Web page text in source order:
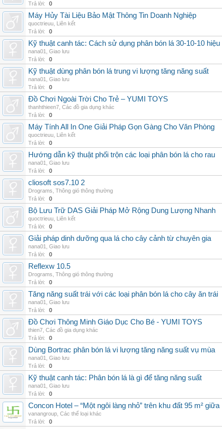
Trả lời:
0
Máy Hủy Tài Liệu Bảo Mật Thông Tin Doanh Nghiệp
quoctrieuu Liên kết
Trả lời:
0
Kỹ thuật canh tác: Cách sử dụng phân bón lá 30-10-10 hiệu
nana01
Giao lưu
Trả lời:
0
Kỹ thuật dùng phân bón lá trung vi lượng tăng năng suất
nana01
Giao lưu
Trả lời:
0
Đồ Chơi Ngoài Trời Cho Trẻ – YUMI TOYS
thanhthieen7 Các đồ gia dụng khác
Trả lời:
0
Máy Tính All In One Giải Pháp Gọn Gàng Cho Văn Phòng
quoctrieuu Liên kết
Trả lời:
0
Hướng dẫn kỹ thuật phối trộn các loại phân bón lá cho rau
nana01
Giao lưu
Trả lời:
0
cliosoft sos7.10 2
Drograms Thông gió thông thường
Trả lời:
0
Bộ Lưu Trữ DAS Giải Pháp Mở Rộng Dung Lượng Nhanh
quoctrieuu Liên kết
Trả lời:
0
Giải pháp dinh dưỡng qua lá cho cây cảnh từ chuyên gia
nana01
Giao lưu
Trả lời:
0
Reflexw 10.5
Drograms Thông gió thông thường
Trả lời:
0
Tăng năng suất trái với các loại phân bón lá cho cây ăn trái
nana01
Giao lưu
Trả lời:
0
Đồ Chơi Thông Minh Giáo Dục Cho Bé - YUMI TOYS
thien7 Các đồ gia dụng khác
Trả lời:
0
Dùng Bortrac phân bón lá vi lượng tăng năng suất vụ mùa
nana01
Giao lưu
Trả lời:
0
Kỹ thuật canh tác: Phân bón lá là gì để tăng năng suất
nana01
Giao lưu
Trả lời:
0
Concon Hotel – “Một ngôi làng nhỏ” trên khu đất 95 m²
vanangroup Các thể loại khác
Trả lời:
0